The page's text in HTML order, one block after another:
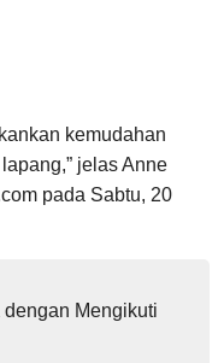
kemudahan
jelas Anne
pada Sabtu, 20
Mengikuti